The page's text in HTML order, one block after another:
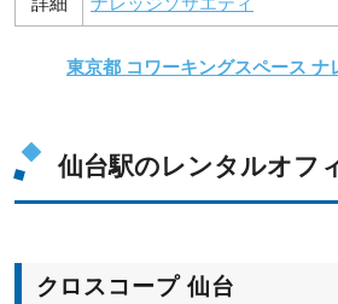
東京都 コワーキングスペース ナ
仙台駅のレンタルオフ
クロスコープ 仙台